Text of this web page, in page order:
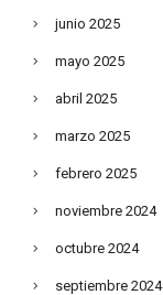
junio 2025
mayo 2025
abril 2025
marzo 2025
febrero 2025
noviembre 2024
octubre 2024
septiembre 2024